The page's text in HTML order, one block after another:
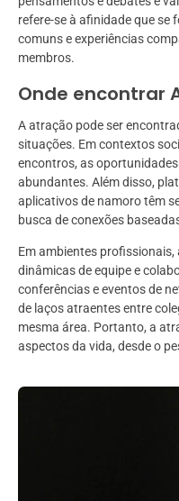
refere-se à afinidade que se
comuns e experiências
membros.
Onde encontrar
A atração pode ser
situações. Em contextos
encontros, as
abundantes. Além disso,
aplicativos de namoro têm
busca de conexões
Em ambientes
dinâmicas de equipe e
conferências e eventos de
de laços atraentes entre
mesma área. Portanto, a
aspectos da vida, desde o